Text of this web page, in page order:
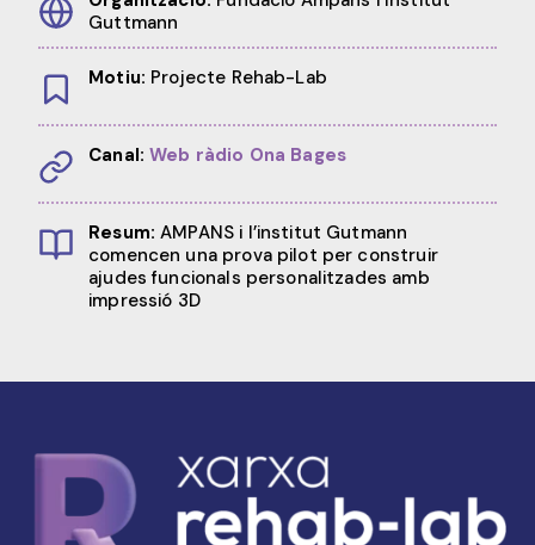
Guttmann
Motiu: Projecte Rehab-Lab
Canal: Web ràdio Ona Bages
Resum: AMPANS i l’institut Gutmann
comencen una prova pilot per construir
ajudes funcionals personalitzades amb
impressió 3D